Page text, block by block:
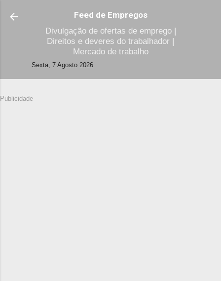
Avançar para o conteúdo principal
Feed de Empregos
Divulgação de ofertas de emprego |
Direitos e deveres do trabalhador |
Mercado de trabalho
Sexta, 7 Agosto 2026
Publicidade